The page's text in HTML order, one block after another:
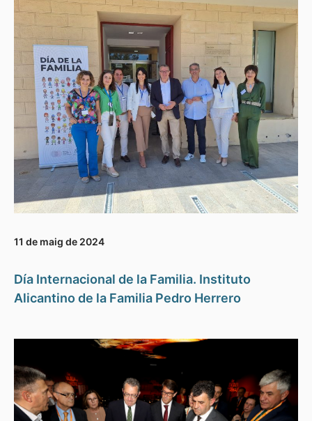
11 de maig de 2024
Día Internacional de la Familia. Instituto
Alicantino de la Familia Pedro Herrero